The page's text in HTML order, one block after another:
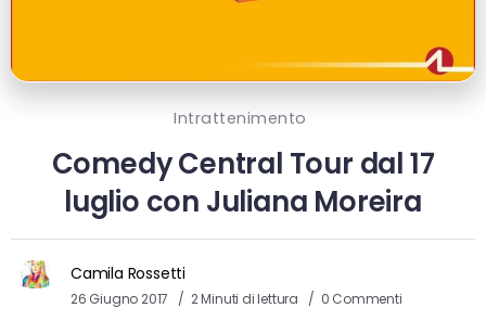
Intrattenimento
Comedy Central Tour dal 17
luglio con Juliana Moreira
Camila Rossetti
26 Giugno 2017 2 Minuti di lettura 0 Commenti